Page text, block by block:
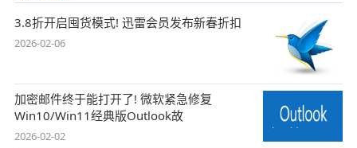
3.8折开启囤货模式! 迅雷会员发布新春折扣
2026-02-06
加密邮件终于能打开了! 微软紧急修复
Win10/Win11经典版Outlook故
2026-02-02